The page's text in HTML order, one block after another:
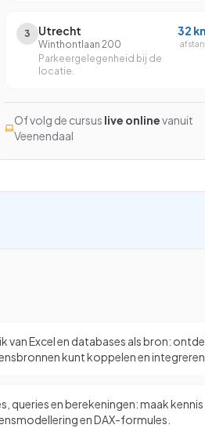
3 Utrecht
Winthontlaan 200
Parkeergelegenheid bij de
locatie.
32
Of volg de cursus live onlinevanuit
Veenendaal
van Excel en databases als bron:
kunt koppelen en integreren.
queries en berekeningen: maak
en DAX-formules.